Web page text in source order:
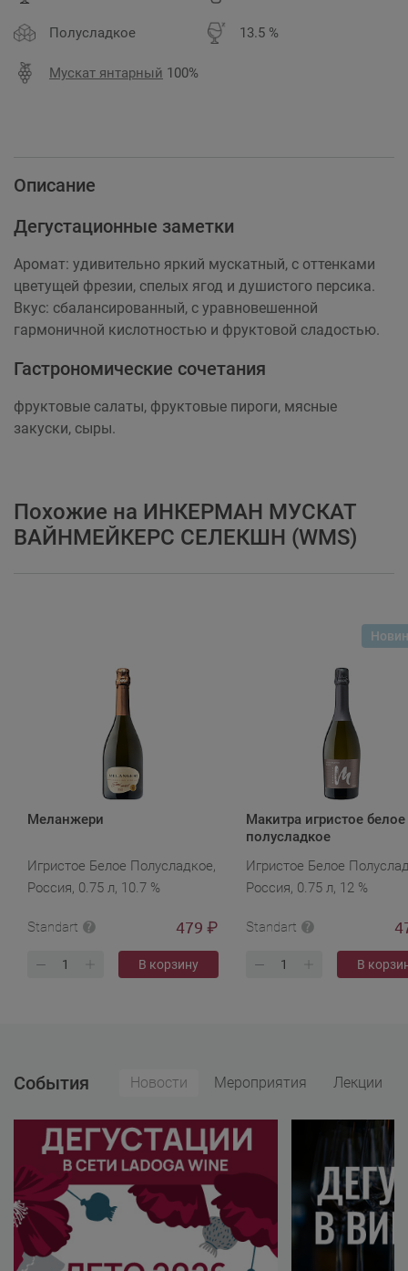
Полусладкое 13.5 %
Мускат янтарный 100%
Описание
Дегустационные заметки
Аромат: удивительно яркий мускатный, с оттенками
цветущей фрезии, спелых ягод и душистого персика.
Вкус: сбалансированный, с уравновешенной
гармоничной кислотностью и фруктовой сладостью.
Гастрономические сочетания
фруктовые салаты, фруктовые пироги, мясные
закуски, сыры.
Похожие на ИНКЕРМАН МУСКАТ
ВАЙНМЕЙКЕРС СЕЛЕКШН (WMS)
Меланжери
Игристое Белое Полусладкое,
Россия, 0.75 л, 10.7 %
Standart 479 ₽
В корзину
Макитра игристое белое
полусладкое
Игристое Белое
Россия, 0.75 л, 12 %
Standart
В
События Новости Мероприятия Лекции